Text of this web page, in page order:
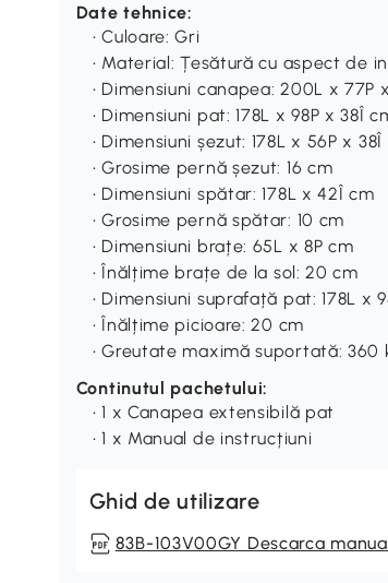
Date tehnice:
• Culoare: Gri
• Material: Țesătură cu aspect de
• Dimensiuni canapea: 200L x 77P
• Dimensiuni pat: 178L x 98P x 38Î
• Dimensiuni șezut: 178L x 56P x 38Î
• Grosime pernă șezut: 16 cm
• Dimensiuni spătar: 178L x 42Î cm
• Grosime pernă spătar: 10 cm
• Dimensiuni brațe: 65L x 8P cm
• Înălțime brațe de la sol: 20 cm
• Dimensiuni suprafață pat: 178L x
• Înălțime picioare: 20 cm
• Greutate maximă suportată: 360
Continutul pachetului:
• 1 x Canapea extensibilă pat
• 1 x Manual de instrucțiuni
Ghid de utilizare
83B-103V00GY Descarca